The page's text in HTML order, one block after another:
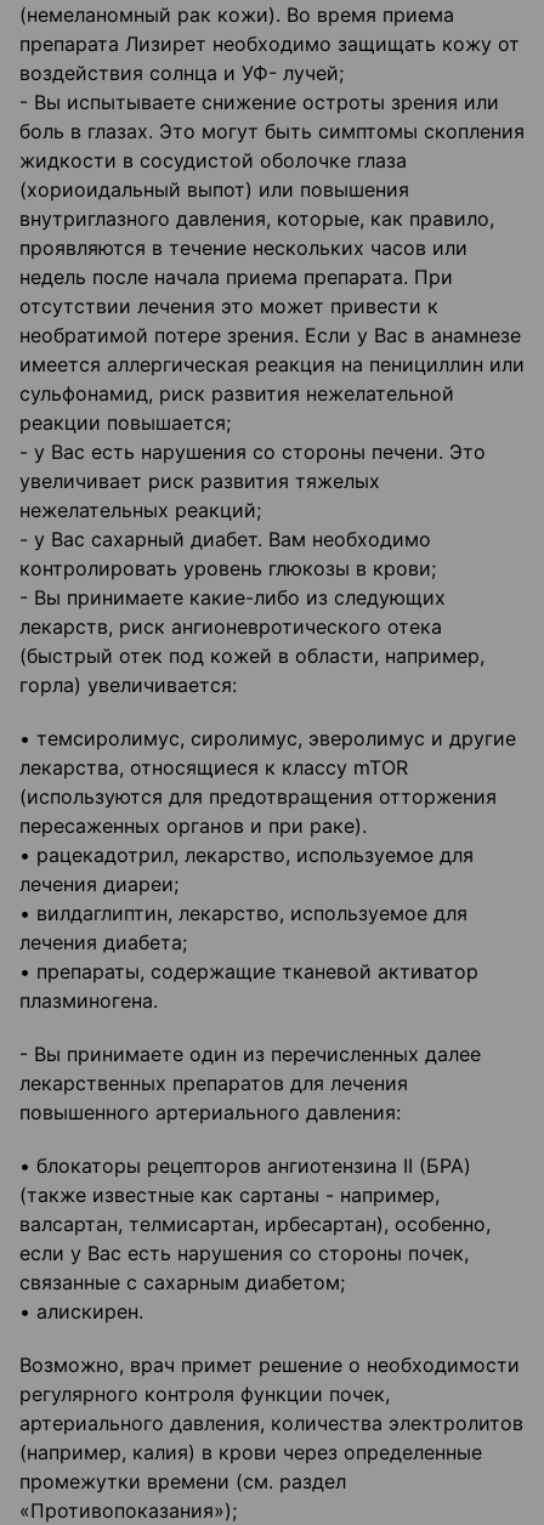
(немеланомный рак кожи). Во время приема
препарата Лизирет необходимо защищать кожу от
воздействия солнца и УФ- лучей;
- Вы испытываете снижение остроты зрения или
боль в глазах. Это могут быть симптомы скопления
жидкости в сосудистой оболочке глаза
(хориоидальный выпот) или повышения
внутриглазного давления, которые, как правило,
проявляются в течение нескольких часов или
недель после начала приема препарата. При
отсутствии лечения это может привести к
необратимой потере зрения. Если у Вас в анамнезе
имеется аллергическая реакция на пенициллин или
сульфонамид, риск развития нежелательной
реакции повышается;
- у Вас есть нарушения со стороны печени. Это
увеличивает риск развития тяжелых
нежелательных реакций;
- у Вас сахарный диабет. Вам необходимо
контролировать уровень глюкозы в крови;
- Вы принимаете какие-либо из следующих
лекарств, риск ангионевротического отека
(быстрый отек под кожей в области, например,
горла) увеличивается:
• темсиролимус, сиролимус, эверолимус и другие
лекарства, относящиеся к классу mTOR
(используются для предотвращения отторжения
пересаженных органов и при раке).
• рацекадотрил, лекарство, используемое для
лечения диареи;
• вилдаглиптин, лекарство, используемое для
лечения диабета;
• препараты, содержащие тканевой активатор
плазминогена.
- Вы принимаете один из перечисленных далее
лекарственных препаратов для лечения
повышенного артериального давления:
• блокаторы рецепторов ангиотензина II (БРА)
(также известные как сартаны - например,
валсартан, телмисартан, ирбесартан), особенно,
если у Вас есть нарушения со стороны почек,
связанные с сахарным диабетом;
• алискирен.
Возможно, врач примет решение о необходимости
регулярного контроля функции почек,
артериального давления, количества электролитов
(например, калия) в крови через определенные
промежутки времени (см. раздел
«Противопоказания»);